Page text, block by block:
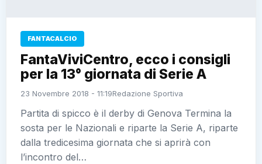
FANTACALCIO
FantaViviCentro, ecco i consigli
per la 13° giornata di Serie A
23 Novembre 2018 - 11:19Redazione Sportiva
Partita di spicco è il derby di Genova Termina la
sosta per le Nazionali e riparte la Serie A, riparte
dalla tredicesima giornata che si aprirà con
l’incontro del…